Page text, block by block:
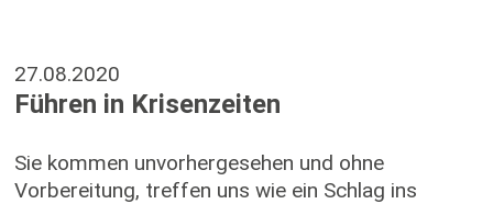
27.08.2020
Führen in Krisenzeiten
Sie kommen unvorhergesehen und ohne
Vorbereitung, treffen uns wie ein Schlag ins